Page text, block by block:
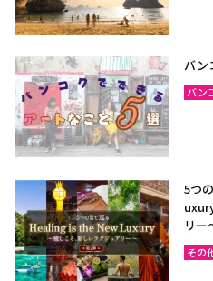
パタヤ（チョンブリー）
ラヨーン（サメット島）
サケーオ
プラーチーンブリー
サムットプラカーン
バンコク
アユタヤ
カンチャナブリー
バン
バン
5つ
リー
その